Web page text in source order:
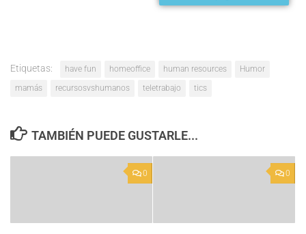
Etiquetas: have fun homeoffice human resources
Humor
mamás
recursosvshumanos teletrabajo tics
TAMBIÉN PUEDE GUSTARLE...
0 0